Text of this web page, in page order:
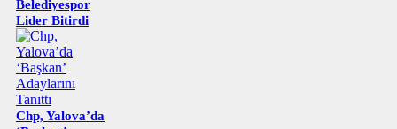
Belediyespor
Lider Bitirdi
Chp, Yalova’da